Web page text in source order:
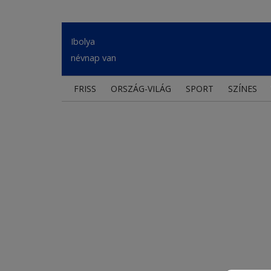
Ibolya
névnap van
FRISS ORSZÁG-VILÁG SPORT SZÍNES